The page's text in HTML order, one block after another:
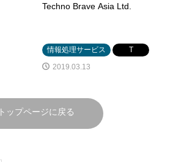
Techno Brave Asia Ltd.
情報処理サービス
T
2019.03.13
トップページに戻る